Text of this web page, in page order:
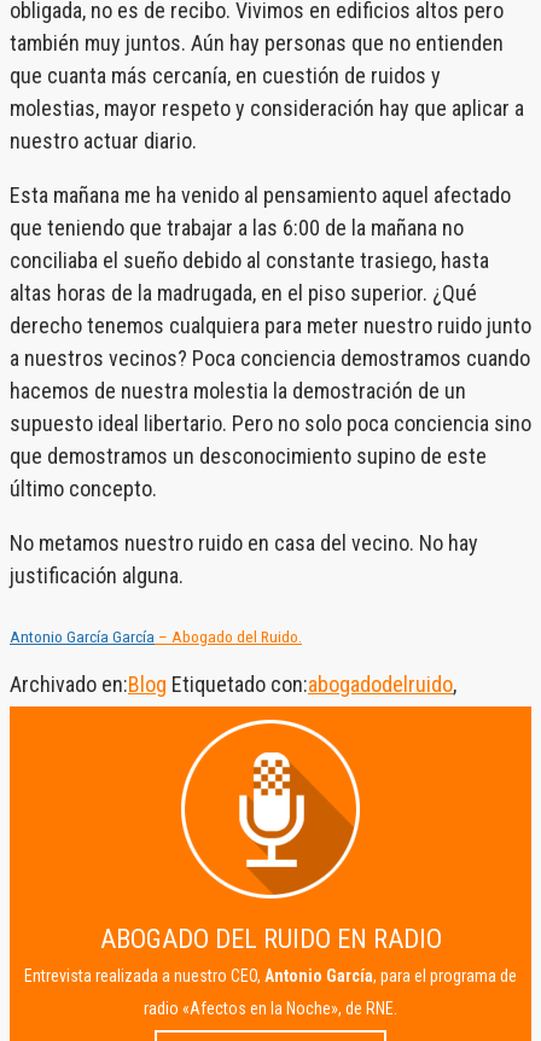
obligada, no es de recibo. Vivimos en edificios altos pero
también muy juntos. Aún hay personas que no entienden
que cuanta más cercanía, en cuestión de ruidos y
molestias, mayor respeto y consideración hay que aplicar a
nuestro actuar diario.
Esta mañana me ha venido al pensamiento aquel afectado
que teniendo que trabajar a las 6:00 de la mañana no
conciliaba el sueño debido al constante trasiego, hasta
altas horas de la madrugada, en el piso superior. ¿Qué
derecho tenemos cualquiera para meter nuestro ruido junto
a nuestros vecinos? Poca conciencia demostramos cuando
hacemos de nuestra molestia la demostración de un
supuesto ideal libertario. Pero no solo poca conciencia sino
que demostramos un desconocimiento supino de este
último concepto.
No metamos nuestro ruido en casa del vecino. No hay
justificación alguna.
Antonio García García – Abogado del Ruido.
Archivado en:Blog Etiquetado con:abogadodelruido,
convivencia
ABOGADO DEL RUIDO EN RADIO
Entrevista realizada a nuestro CEO, Antonio García, para el programa de
radio «Afectos en la Noche», de RNE.